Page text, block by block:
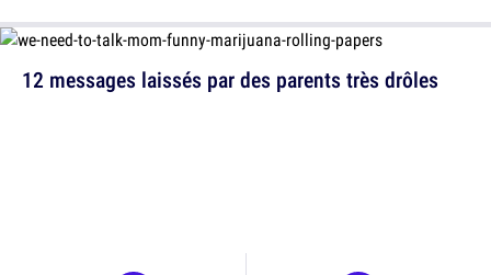
12 messages laissés par des parents très drôles